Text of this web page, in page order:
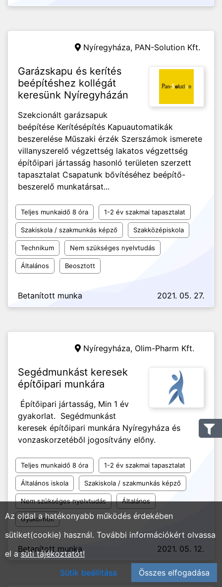
Nyíregyháza, PAN-Solution Kft.
Garázskapu és kerítés
beépítéshez kollégát
keresünk Nyíregyházán
Szekcionált garázsapuk
beépítése Kerítésépítés Kapuautomatikák
beszerelése Műszaki érzék Szerszámok ismerete
villanyszerelő végzettség lakatos végzettség
építőipari jártasság hasonló területen szerzett
tapasztalat Csapatunk bővítéséhez beépítő-
beszerelő munkatársat...
Teljes munkaidő 8 óra 1-2 év szakmai tapasztalat
Szakiskola / szakmunkás képző Szakközépiskola
Technikum Nem szükséges nyelvtudás
Általános Beosztott
Betanított munka 2021. 05. 27.
Nyíregyháza, Olim-Pharm Kft.
Segédmunkást keresek
építőipari munkára
Építőipari jártasság, Min 1 év
gyakorlat. Segédmunkást
keresek építőipari munkára Nyíregyháza és
vonzaskorzetéből jogosítvány előny.
Teljes munkaidő 8 óra 1-2 év szakmai tapasztalat
Általános iskola Szakiskola / szakmunkás képző
Nem szükséges nyelvtudás Általános
Gyakornok
Betanított munka 2021. 05. 12.
Az oldal a hatékonyabb működés érdekében
sütiket(cookie) használ. További információkért olvassa
el asüti tájékoztatót!
Sütik beállítása
Összes elfogadása